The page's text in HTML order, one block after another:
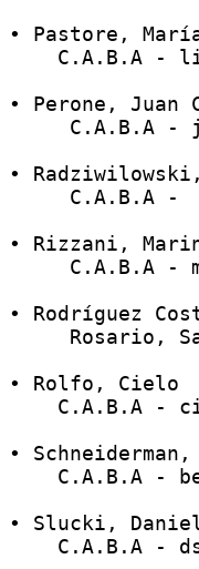
• Pastore,
C.A.B.A -
• Perone, Juan
C.A.B.A -
•
C.A.B.A -
• Rizzani,
C.A.B.A -
• Rodríguez
Rosario,
• Rolfo, Cielo
C.A.B.A -
•
C.A.B.A -
• Slucki,
C.A.B.A -